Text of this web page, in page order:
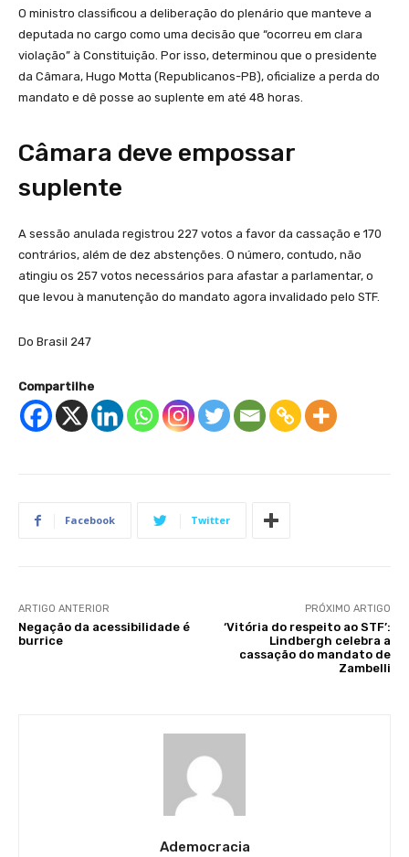
O ministro classificou a deliberação do plenário que manteve a
deputada no cargo como uma decisão que “ocorreu em clara
violação” à Constituição. Por isso, determinou que o presidente
da Câmara, Hugo Motta (Republicanos-PB), oficialize a perda do
mandato e dê posse ao suplente em até 48 horas.
Câmara deve empossar
suplente
A sessão anulada registrou 227 votos a favor da cassação e 170
contrários, além de dez abstenções. O número, contudo, não
atingiu os 257 votos necessários para afastar a parlamentar, o
que levou à manutenção do mandato agora invalidado pelo STF.
Do Brasil 247
Compartilhe
Facebook Twitter
ARTIGO ANTERIOR
Negação da acessibilidade é
burrice
PRÓXIMO ARTIGO
‘Vitória do respeito ao STF’:
Lindbergh celebra a
cassação do mandato de
Zambelli
Ademocracia